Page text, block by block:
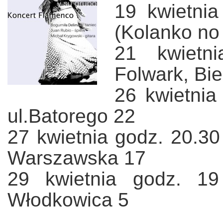
19
(Kolanko
21
Folwark,
26
ul.Batorego 22
27 kwietnia godz.
Warszawska 17
29 kwietnia godz.
Włodkowica 5